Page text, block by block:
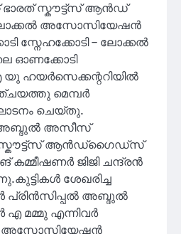
ഭാരത് സ്കൗട്ട്സ് ആൻഡ്
അസോസിയേഷൻ
സ്നേഹക്കോടി – ലോക്കൽ
ഓണക്കോടി
ഹയർസെക്കന്ററിയിൽ
മെമ്പർ
ചെയ്തു.
അബ്ദുൽ അസീസ്
ആൻഡ്ഗൈഡ്സ്
കമ്മീഷണർ ജിജി ചന്ദ്രൻ
ശേഖരിച്ച
പ്രിൻസിപ്പൽ അബ്ദുൽ
എ മമ്മു എന്നിവർ
അസോസിയേഷൻ